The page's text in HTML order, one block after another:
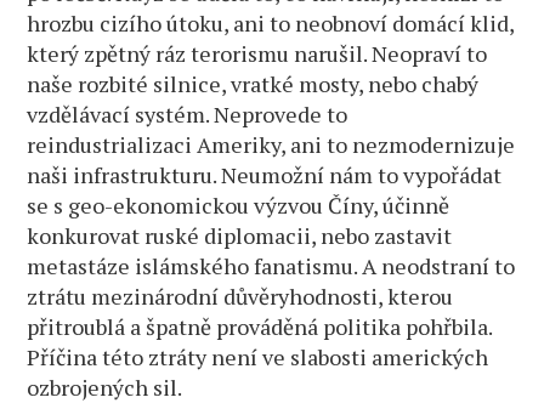
hrozbu cizího útoku, ani to neobnoví domácí klid,
který zpětný ráz terorismu narušil. Neopraví to
naše rozbité silnice, vratké mosty, nebo chabý
vzdělávací systém. Neprovede to
reindustrializaci Ameriky, ani to nezmodernizuje
naši infrastrukturu. Neumožní nám to vypořádat
se s geo-ekonomickou výzvou Číny, účinně
konkurovat ruské diplomacii, nebo zastavit
metastáze islámského fanatismu. A neodstraní to
ztrátu mezinárodní důvěryhodnosti, kterou
přitroublá a špatně prováděná politika pohřbila.
Příčina této ztráty není ve slabosti amerických
ozbrojených sil.